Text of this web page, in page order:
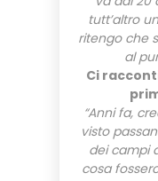
tutt’altro
ritengo che
al
Ci
“Anni fa,
visto
dei campi
cosa